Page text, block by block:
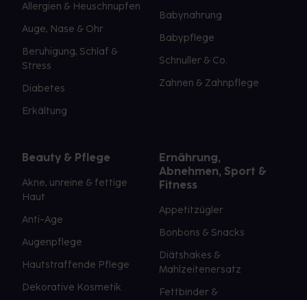
Allergien & Heuschnupfen
Auge, Nase & Ohr
Beruhigung, Schlaf &
Stress
Diabetes
Erkältung
Babynahrung
Babypflege
Schnuller & Co.
Zahnen & Zahnpflege
Beauty & Pflege
Akne, unreine & fettige
Haut
Anti-Age
Augenpflege
Hautstraffende Pflege
Dekorative Kosmetik
Ernährung,
Abnehmen, Sport &
Fitness
Appetitzügler
Bonbons & Snacks
Diätshakes &
Mahlzeitenersatz
Fettbinder &